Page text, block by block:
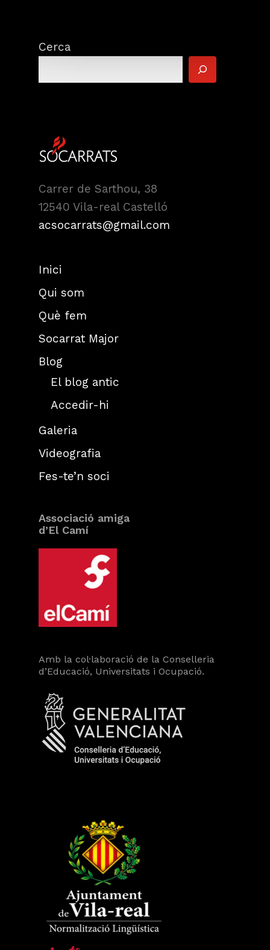
Cerca
Carrer de Sarthou, 38
12540 Vila-real Castelló
acsocarrats@gmail.com
Inici
Qui som
Què fem
Socarrat Major
Blog
El blog antic
Accedir-hi
Galeria
Videografia
Fes-te’n soci
Associació amiga
d’El Camí
Amb la col·laboració de la Conselleria
d’Educació, Universitats i Ocupació.